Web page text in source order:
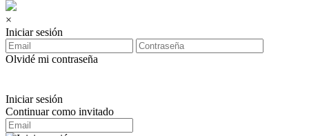
×
Iniciar sesión
Olvidé mi contraseña
Iniciar sesión
Continuar como invitado